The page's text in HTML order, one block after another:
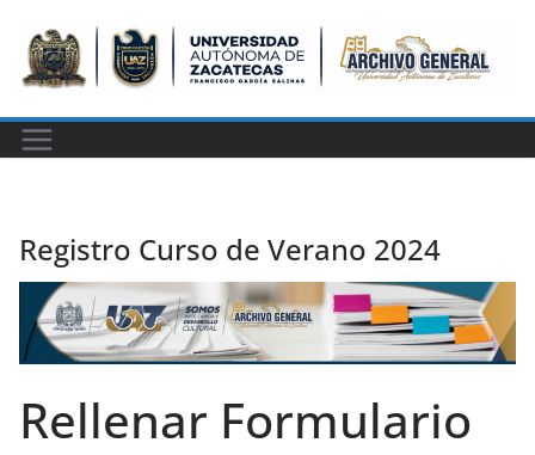
contenido
Registro Curso de Verano 2024
Rellenar Formulario